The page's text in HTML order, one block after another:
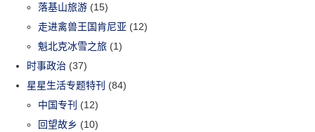
落基山旅游 (15)
走进禽兽王国肯尼亚 (12)
魁北克冰雪之旅 (1)
时事政治 (37)
星星生活专题特刊 (84)
中国专刊 (12)
回望故乡 (10)